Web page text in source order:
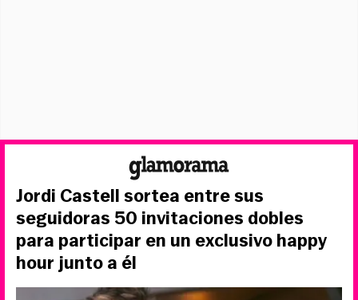
Jordi Castell sortea entre sus
seguidoras 50 invitaciones dobles
para participar en un exclusivo happy
hour junto a él